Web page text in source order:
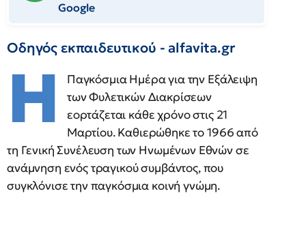
Google
Οδηγός εκπαιδευτικού - alfavita.gr
Η
Παγκόσμια Ημέρα για την Εξάλειψη
των Φυλετικών Διακρίσεων
εορτάζεται κάθε χρόνο στις 21
Μαρτίου. Καθιερώθηκε το 1966 από
τη Γενική Συνέλευση των Ηνωμένων Εθνών σε
ανάμνηση ενός τραγικού συμβάντος, που
συγκλόνισε την παγκόσμια κοινή γνώμη.